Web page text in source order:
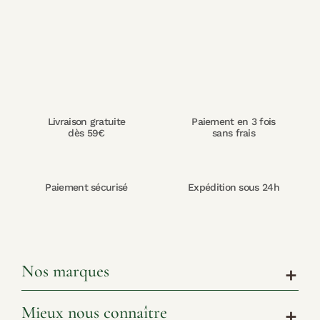
Livraison gratuite
dès 59€
Paiement en 3 fois
sans frais
Paiement sécurisé Expédition sous 24h
Nos marques add
Mieux nous connaître add